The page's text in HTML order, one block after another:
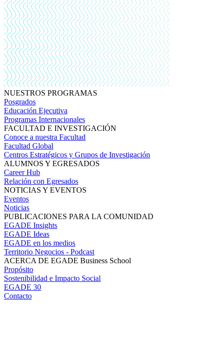
NUESTROS PROGRAMAS
Posgrados
Educación Ejecutiva
Programas Internacionales
FACULTAD E INVESTIGACIÓN
Conoce a nuestra Facultad
Facultad Global
Centros Estratégicos y Grupos de Investigación
ALUMNOS Y EGRESADOS
Career Hub
Relación con Egresados
NOTICIAS Y EVENTOS
Eventos
Noticias
PUBLICACIONES PARA LA COMUNIDAD
EGADE Insights
EGADE Ideas
EGADE en los medios
Territorio Negocios - Podcast
ACERCA DE EGADE Business School
Propósito
Sostenibilidad e Impacto Social
EGADE 30
Contacto